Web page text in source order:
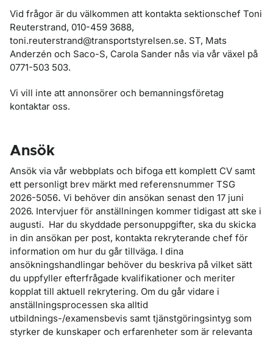
Vid frågor är du välkommen att kontakta sektionschef Toni
Reuterstrand, 010-459 3688,
toni.reuterstrand@transportstyrelsen.se. ST, Mats
Anderzén och Saco-S, Carola Sander nås via vår växel på
0771-503 503.
Vi vill inte att annonsörer och bemanningsföretag
kontaktar oss.
Ansök
Ansök via vår webbplats och bifoga ett komplett CV samt
ett personligt brev märkt med referensnummer TSG
2026-5056. Vi behöver din ansökan senast den 17 juni
2026. Intervjuer för anställningen kommer tidigast att ske i
augusti. Har du skyddade personuppgifter, ska du skicka
in din ansökan per post, kontakta rekryterande chef för
information om hur du går tillväga. I dina
ansökningshandlingar behöver du beskriva på vilket sätt
du uppfyller efterfrågade kvalifikationer och meriter
kopplat till aktuell rekrytering. Om du går vidare i
anställningsprocessen ska alltid
utbildnings-/examensbevis samt tjänstgöringsintyg som
styrker de kunskaper och erfarenheter som är relevanta